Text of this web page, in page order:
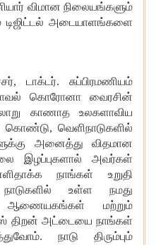
விமான நிலையங்களும்
டிஜிட்டல் அடையாளங்களை
, டாக்டர். சுப்பிரமணியம்
கொரோனா
வைரசின்
காணாத
உலகளாவிய
கொண்டு, வெளிநாடுகளில்
அனைத்து
விதமான
இழப்புகளால்
அவர்கள்
நாங்கள்
உறுதி
நாடுகளில் உள்ள
நமது
ஆணையகங்கள்
மற்றும்
திறன் அட்டையை நாங்கள்
. நாடு
திரும்பும்